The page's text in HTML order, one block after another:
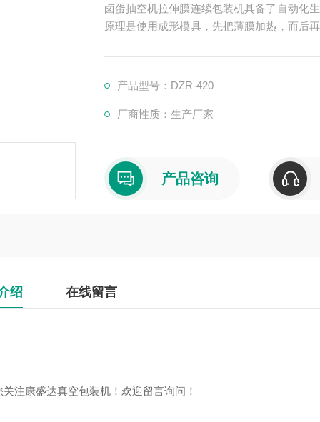
卤蛋抽空机拉伸膜连续包装机具备了自动化
原理是使用成形模具，先把薄膜加热，而后
产品型号：DZR-420
厂商性质：生产厂家
产品咨询
绍 在线留言
关注康盛达真空包装机！欢迎留言询问！